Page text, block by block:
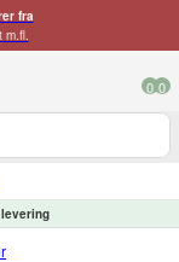
fra
m.fl.
0 0
levering